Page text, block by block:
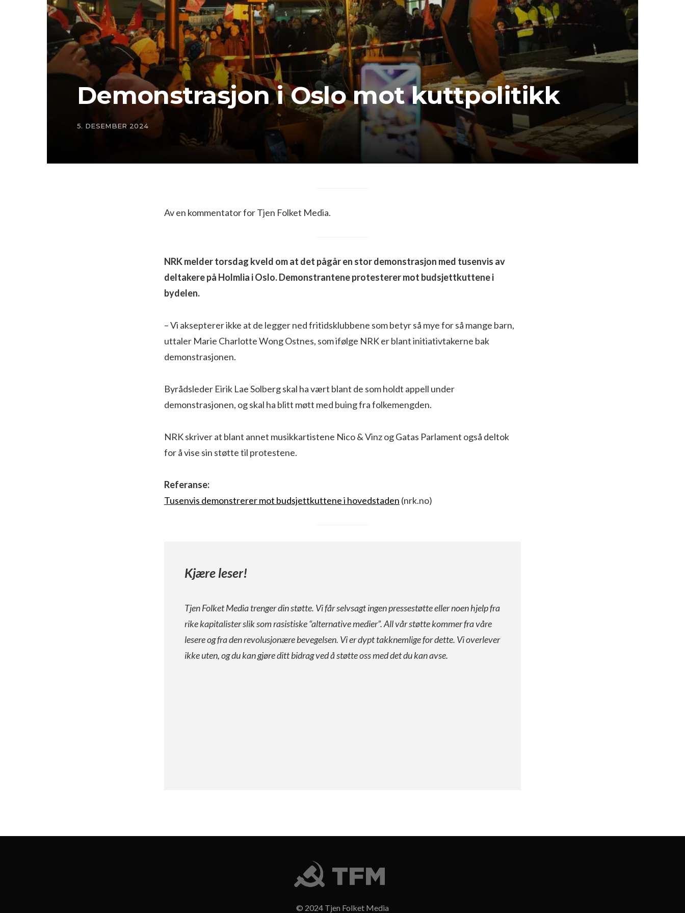
Demonstrasjon i Oslo mot kuttpolitikk
5. DESEMBER 2024
Av en kommentator for Tjen Folket Media.
NRK melder torsdag kveld om at det pågår en stor demonstrasjon med tusenvis av
deltakere på Holmlia i Oslo. Demonstrantene protesterer mot budsjettkuttene i
bydelen.
– Vi aksepterer ikke at de legger ned fritidsklubbene som betyr så mye for så mange barn,
uttaler Marie Charlotte Wong Ostnes, som ifølge NRK er blant initiativtakerne bak
demonstrasjonen.
Byrådsleder Eirik Lae Solberg skal ha vært blant de som holdt appell under
demonstrasjonen, og skal ha blitt møtt med buing fra folkemengden.
NRK skriver at blant annet musikkartistene Nico & Vinz og Gatas Parlament også deltok
for å vise sin støtte til protestene.
Referanse:
Tusenvis demonstrerer mot budsjettkuttene i hovedstaden (nrk.no)
Kjære leser!
Tjen Folket Media trenger din støtte. Vi får selvsagt ingen pressestøtte eller noen hjelp fra
rike kapitalister slik som rasistiske “alternative medier”. All vår støtte kommer fra våre
lesere og fra den revolusjonære bevegelsen. Vi er dypt takknemlige for dette. Vi overlever
ikke uten, og du kan gjøre ditt bidrag ved å støtte oss med det du kan avse.
© 2024 Tjen Folket Media